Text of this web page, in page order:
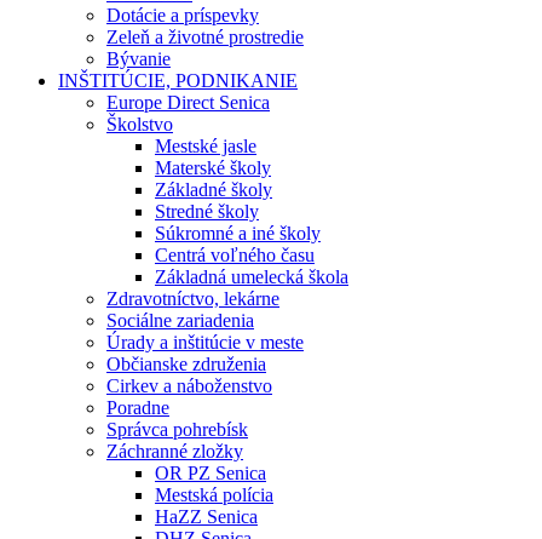
Dotácie a príspevky
Zeleň a životné prostredie
Bývanie
INŠTITÚCIE, PODNIKANIE
Europe Direct Senica
Školstvo
Mestské jasle
Materské školy
Základné školy
Stredné školy
Súkromné a iné školy
Centrá voľného času
Základná umelecká škola
Zdravotníctvo, lekárne
Sociálne zariadenia
Úrady a inštitúcie v meste
Občianske združenia
Cirkev a náboženstvo
Poradne
Správca pohrebísk
Záchranné zložky
OR PZ Senica
Mestská polícia
HaZZ Senica